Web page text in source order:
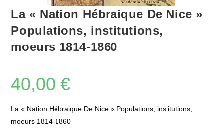
La « Nation Hébraique De Nice »
Populations, institutions,
moeurs 1814-1860
40,00€
La « Nation Hébraique De Nice » Populations, institutions,
moeurs 1814-1860